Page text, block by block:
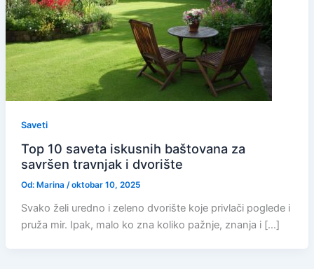
Saveti
Top 10 saveta iskusnih baštovana za
savršen travnjak i dvorište
Od: Marina /oktobar 10, 2025
Svako želi uredno i zeleno dvorište koje privlači poglede i
pruža mir. Ipak, malo ko zna koliko pažnje, znanja i […]